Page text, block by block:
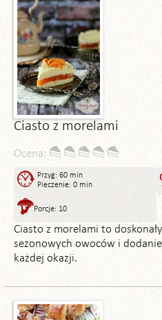
Ciasto z morelami
Ocena:
Przyg: 60 min
Pieczenie: 0 min
Porcje: 10
Ciasto z morelami to
sezonowych owoców i
każdej okazji.